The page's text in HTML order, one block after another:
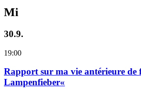
Mi
30.9.
19:00
Rapport sur ma vie antérieure de
Lampenfieber«